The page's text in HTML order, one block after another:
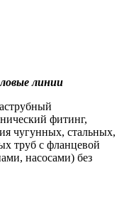
линии
фитинг,
чугунных, стальных,
труб с фланцевой
насосами) без